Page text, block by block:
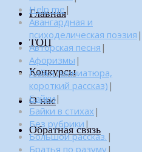
Главная
ТОП
Конкурсы
О нас
Обратная связь
Help me|
Авангардная и
психоделическая поэзия |
Авторская песня |
Афоризмы |
Байка (миниатюра,
короткий рассказ) |
Байки|
Байки в стихах |
Без рубрики |
Большой рассказ. |
Братья по разуму|